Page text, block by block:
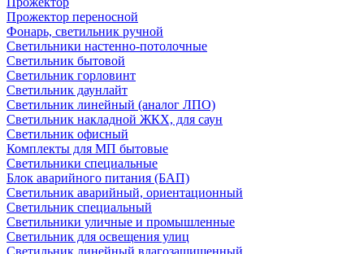
Прожектор переносной
Фонарь, светильник ручной
Светильники настенно-потолочные
Светильник бытовой
Светильник горловинт
Светильник даунлайт
Светильник линейный (аналог ЛПО)
Светильник накладной ЖКХ, для саун
Светильник офисный
Комплекты для МП бытовые
Светильники специальные
Блок аварийного питания (БАП)
Светильник аварийный, ориентационный
Светильник специальный
Светильники уличные и промышленные
Светильник для освещения улиц
Светильник линейный влагозащищенный